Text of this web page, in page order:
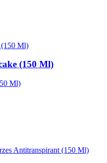
(150 Ml)
Ml)